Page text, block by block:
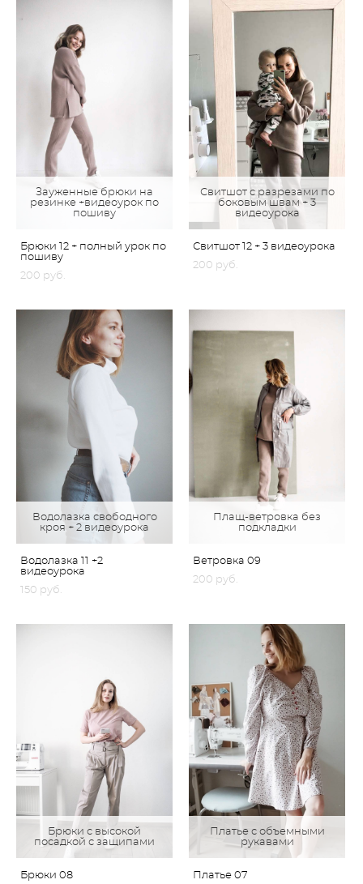
Зауженные брюки на
резинке +видеоурок по
пошиву
Брюки 12 + полный урок по
пошиву
200 pуб.
Свитшот с разрезами по
боковым швам + 3
видеоурока
Свитшот 12 + 3 видеоурока
200 pуб.
Водолазка свободного
кроя + 2 видеоурока
Водолазка 11 +2
видеоурока
150 pуб.
Плащ-ветровка без
подкладки
Ветровка 09
200 pуб.
Брюки с высокой
посадкой с защипами
Брюки 08
Платье с объемными
рукавами
Платье 07